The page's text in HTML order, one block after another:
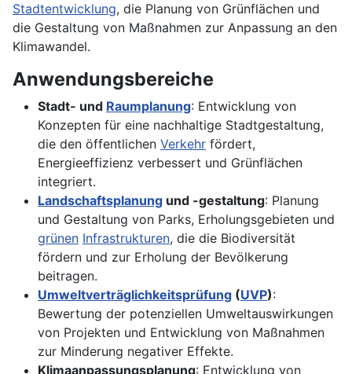
Stadtentwicklung, die Planung von Grünflächen und
die Gestaltung von Maßnahmen zur Anpassung an den
Klimawandel.
Anwendungsbereiche
Stadt- und Raumplanung: Entwicklung von
Konzepten für eine nachhaltige Stadtgestaltung,
die den öffentlichen Verkehr fördert,
Energieeffizienz verbessert und Grünflächen
integriert.
Landschaftsplanung und -gestaltung: Planung
und Gestaltung von Parks, Erholungsgebieten und
grünen Infrastrukturen, die die Biodiversität
fördern und zur Erholung der Bevölkerung
beitragen.
Umweltverträglichkeitsprüfung (UVP):
Bewertung der potenziellen Umweltauswirkungen
von Projekten und Entwicklung von Maßnahmen
zur Minderung negativer Effekte.
Klimaanpassungsplanung: Entwicklung von